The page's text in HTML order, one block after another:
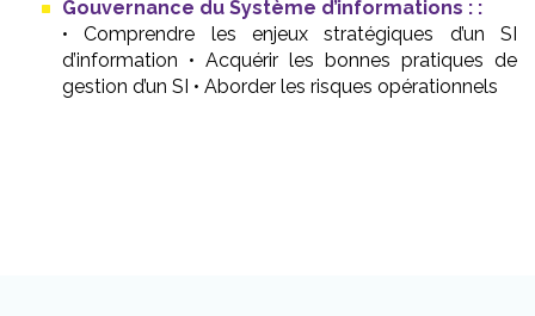
Gouvernance du Système d’informations : :
• Comprendre les enjeux stratégiques d’un SI
d’information • Acquérir les bonnes pratiques de
gestion d’un SI • Aborder les risques opérationnels